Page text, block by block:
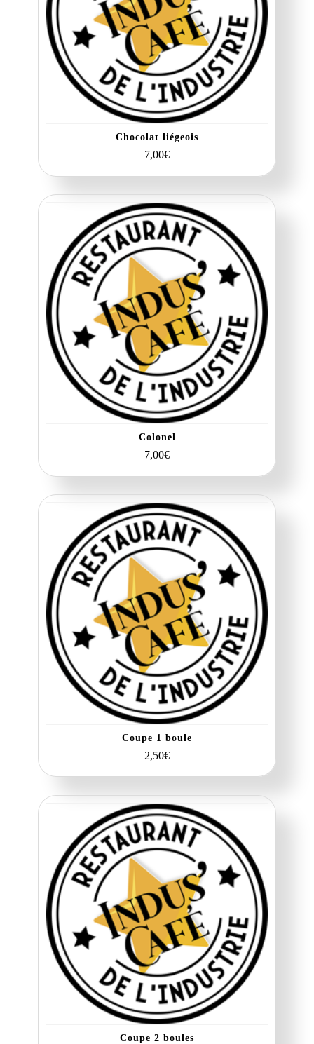
Chocolat liégeois
7,00€
Colonel
7,00€
Coupe 1 boule
2,50€
Coupe 2 boules